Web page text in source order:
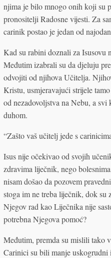
njima je bilo mnogo onih koji su
pronositelji Radosne vijesti. Za
carinik postao je jedan od
Kad su rabini doznali za Isusovu
Međutim izabrali su da djeluju
odvojiti od njihova Učitelja.
Kristu, usmjeravajući strijele
od nezadovoljstva na Nebu, a
duhom.
“Zašto vaš učitelj jede s
Isus nije očekivao od svojih
zdravima liječnik, nego
nisam došao da pozovem
stoga im ne treba liječnik, dok su
Njegov rad kao Liječnika nije
potrebna Njegova pomoć?
Međutim, premda su mislili tako
Carinici su bili manje uskogrudni